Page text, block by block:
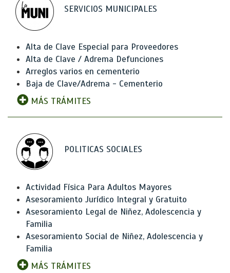
SERVICIOS MUNICIPALES
Alta de Clave Especial para Proveedores
Alta de Clave / Adrema Defunciones
Arreglos varios en cementerio
Baja de Clave/Adrema - Cementerio
MÁS TRÁMITES
POLITICAS SOCIALES
Actividad Física Para Adultos Mayores
Asesoramiento Jurídico Integral y Gratuito
Asesoramiento Legal de Niñez, Adolescencia y
Familia
Asesoramiento Social de Niñez, Adolescencia y
Familia
MÁS TRÁMITES